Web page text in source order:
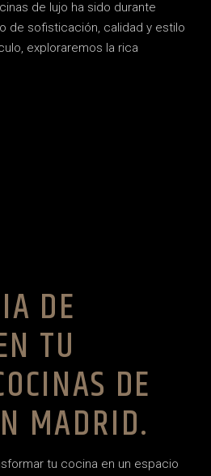
de lujo ha sido durante
de sofisticación, calidad y estilo
exploraremos la rica
DE
TU
DE
MADRID.
tu cocina en un espacio